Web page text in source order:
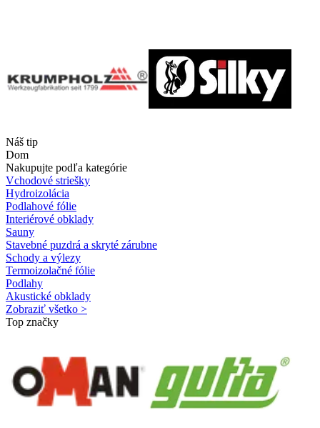
Náš tip
Dom
Nakupujte podľa kategórie
Vchodové striešky
Hydroizolácia
Podlahové fólie
Interiérové obklady
Sauny
Stavebné puzdrá a skryté zárubne
Schody a výlezy
Termoizolačné fólie
Podlahy
Akustické obklady
Zobraziť všetko >
Top značky